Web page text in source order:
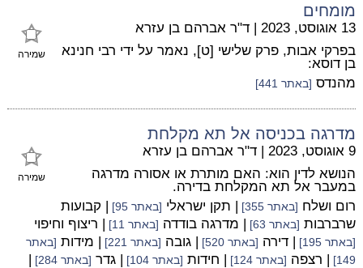
מומחים
שמירה
13 אוגוסט, 2023 | ד"ר אברהם בן עזרא
בפרקי אבות, פרק שלישי [ט], נאמר על ידי רבי חנינא
בן דוסא:
מהנדס [באתר 441]
מדרגה בכניסה אל תא מקלחת
שמירה
9 אוגוסט, 2023 | ד"ר אברהם בן עזרא
הנושא לדין הוא: האם מותרת או אסורה מדרגה
במעבר אל תא המקלחת בדירה.
רום ושלח [באתר 355] | תקן ישראלי [באתר 95]
| קבועות
שרברבות [באתר 63] | מדרגה בודדה [באתר 11] | ריצוף וחיפוי
[באתר 195] | דירה [באתר 520] | גובה [באתר 221] | מידות [באתר
149]
| רצפה [באתר 124] | חידות [באתר 104] | גדר [באתר 284]
|